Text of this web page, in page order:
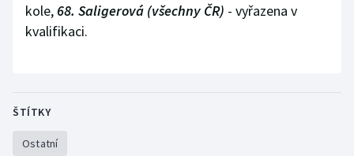
kole, 68. Saligerová (všechny ČR) - vyřazena v
kvalifikaci.
ŠTÍTKY
Ostatní